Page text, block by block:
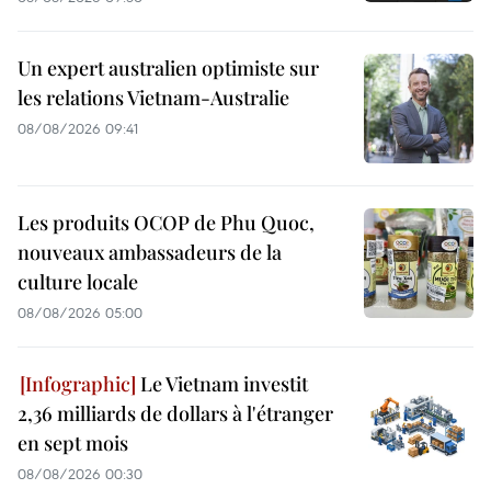
Un expert australien optimiste sur
les relations Vietnam-Australie
08/08/2026 09:41
Les produits OCOP de Phu Quoc,
nouveaux ambassadeurs de la
culture locale
08/08/2026 05:00
Le Vietnam investit
2,36 milliards de dollars à l'étranger
en sept mois
08/08/2026 00:30